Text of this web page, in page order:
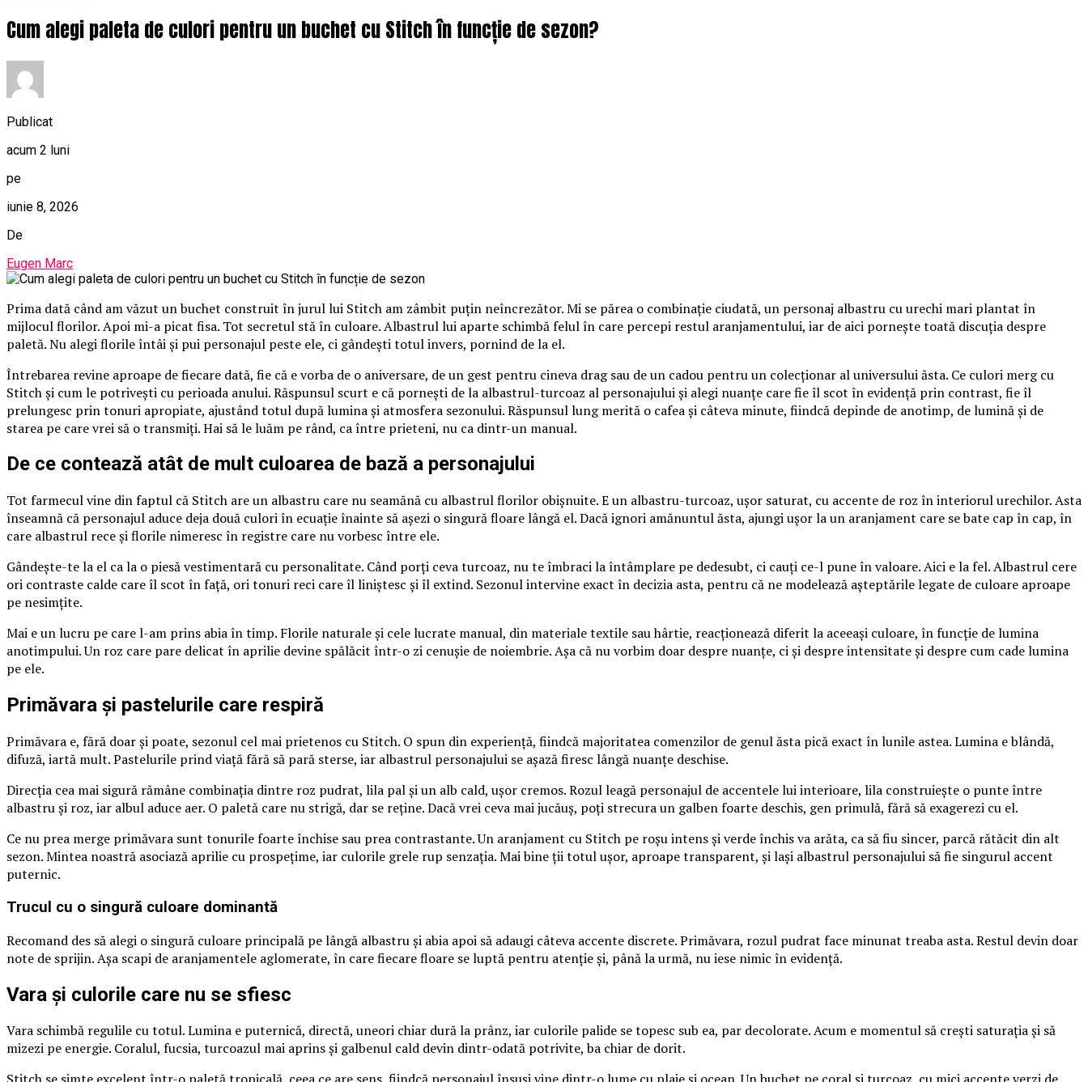
Cum alegi paleta de culori pentru un buchet cu Stitch în funcție de sezon?
Publicat
acum 2 luni
pe
iunie 8, 2026
De
Eugen Marc
Prima dată când am văzut un buchet construit în jurul lui Stitch am zâmbit puțin neîncrezător. Mi se părea o combinație ciudată, un personaj albastru cu urechi mari plantat în
mijlocul florilor. Apoi mi-a picat fisa. Tot secretul stă în culoare. Albastrul lui aparte schimbă felul în care percepi restul aranjamentului, iar de aici pornește toată discuția despre
paletă. Nu alegi florile întâi și pui personajul peste ele, ci gândești totul invers, pornind de la el.
Întrebarea revine aproape de fiecare dată, fie că e vorba de o aniversare, de un gest pentru cineva drag sau de un cadou pentru un colecționar al universului ăsta. Ce culori merg cu
Stitch și cum le potrivești cu perioada anului. Răspunsul scurt e că pornești de la albastrul-turcoaz al personajului și alegi nuanțe care fie îl scot în evidență prin contrast, fie îl
prelungesc prin tonuri apropiate, ajustând totul după lumina și atmosfera sezonului. Răspunsul lung merită o cafea și câteva minute, fiindcă depinde de anotimp, de lumină și de
starea pe care vrei să o transmiți. Hai să le luăm pe rând, ca între prieteni, nu ca dintr-un manual.
De ce contează atât de mult culoarea de bază a personajului
Tot farmecul vine din faptul că Stitch are un albastru care nu seamănă cu albastrul florilor obișnuite. E un albastru-turcoaz, ușor saturat, cu accente de roz în interiorul urechilor. Asta
înseamnă că personajul aduce deja două culori în ecuație înainte să așezi o singură floare lângă el. Dacă ignori amănuntul ăsta, ajungi ușor la un aranjament care se bate cap în cap, în
care albastrul rece și florile nimeresc în registre care nu vorbesc între ele.
Gândește-te la el ca la o piesă vestimentară cu personalitate. Când porți ceva turcoaz, nu te îmbraci la întâmplare pe dedesubt, ci cauți ce-l pune în valoare. Aici e la fel. Albastrul cere
ori contraste calde care îl scot în față, ori tonuri reci care îl liniștesc și îl extind. Sezonul intervine exact în decizia asta, pentru că ne modelează așteptările legate de culoare aproape
pe nesimțite.
Mai e un lucru pe care l-am prins abia în timp. Florile naturale și cele lucrate manual, din materiale textile sau hârtie, reacționează diferit la aceeași culoare, în funcție de lumina
anotimpului. Un roz care pare delicat în aprilie devine spălăcit într-o zi cenușie de noiembrie. Așa că nu vorbim doar despre nuanțe, ci și despre intensitate și despre cum cade lumina
pe ele.
Primăvara și pastelurile care respiră
Primăvara e, fără doar și poate, sezonul cel mai prietenos cu Stitch. O spun din experiență, fiindcă majoritatea comenzilor de genul ăsta pică exact în lunile astea. Lumina e blândă,
difuză, iartă mult. Pastelurile prind viață fără să pară sterse, iar albastrul personajului se așază firesc lângă nuanțe deschise.
Direcția cea mai sigură rămâne combinația dintre roz pudrat, lila pal și un alb cald, ușor cremos. Rozul leagă personajul de accentele lui interioare, lila construiește o punte între
albastru și roz, iar albul aduce aer. O paletă care nu strigă, dar se reține. Dacă vrei ceva mai jucăuș, poți strecura un galben foarte deschis, gen primulă, fără să exagerezi cu el.
Ce nu prea merge primăvara sunt tonurile foarte închise sau prea contrastante. Un aranjament cu Stitch pe roșu intens și verde închis va arăta, ca să fiu sincer, parcă rătăcit din alt
sezon. Mintea noastră asociază aprilie cu prospețime, iar culorile grele rup senzația. Mai bine ții totul ușor, aproape transparent, și lași albastrul personajului să fie singurul accent
puternic.
Trucul cu o singură culoare dominantă
Recomand des să alegi o singură culoare principală pe lângă albastru și abia apoi să adaugi câteva accente discrete. Primăvara, rozul pudrat face minunat treaba asta. Restul devin doar
note de sprijin. Așa scapi de aranjamentele aglomerate, în care fiecare floare se luptă pentru atenție și, până la urmă, nu iese nimic în evidență.
Vara și culorile care nu se sfiesc
Vara schimbă regulile cu totul. Lumina e puternică, directă, uneori chiar dură la prânz, iar culorile palide se topesc sub ea, par decolorate. Acum e momentul să crești saturația și să
mizezi pe energie. Coralul, fucsia, turcoazul mai aprins și galbenul cald devin dintr-odată potrivite, ba chiar de dorit.